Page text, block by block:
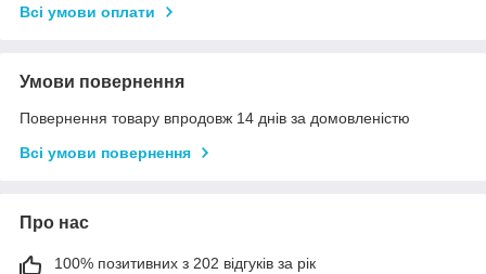
Всі умови оплати
Умови повернення
Повернення товару впродовж 14 днів за домовленістю
Всі умови повернення
Про нас
100% позитивних з 202 відгуків за рік